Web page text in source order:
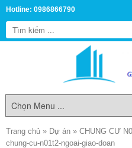
Hotline: 0986866790
Trang chủ » Dự án » CHUNG CƯ
chung-cu-n01t2-ngoai-giao-doan